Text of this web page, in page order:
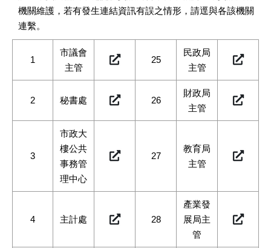
機關維護，若有發生連結資訊有誤之情形，請逕與各該機關
連繫。
1
市議會
主管
25
民政局
主管
2 秘書處 26
財政局
主管
3
市政大
樓公共
事務管
理中心
27
教育局
主管
4 主計處 28
產業發
展局主
管